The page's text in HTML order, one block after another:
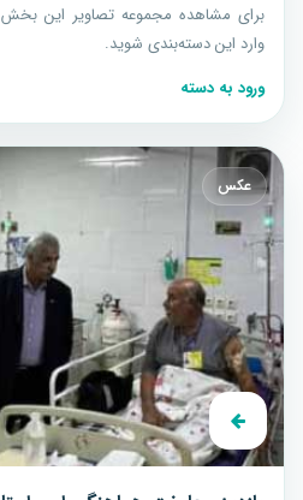
برای مشاهده مجموعه تصاویر این
وارد این دسته‌بندی شوید.
ورود به دسته
عکس